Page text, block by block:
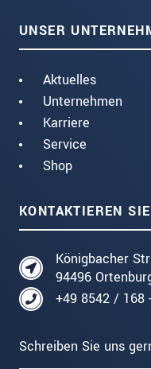
UNSER
Aktuelles
Unternehmen
Karriere
Service
Shop
KONTAKTIEREN
Königbacher
94496
+49 8542 / 168
Schreiben Sie uns